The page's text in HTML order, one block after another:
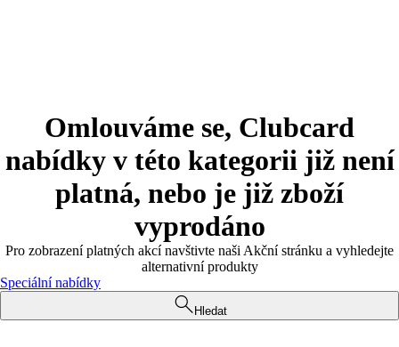
Omlouváme se, Clubcard
nabídky v této kategorii již není
platná, nebo je již zboží
vyprodáno
Pro zobrazení platných akcí navštivte naši Akční stránku a vyhledejte
alternativní produkty
Speciální nabídky
Hledat